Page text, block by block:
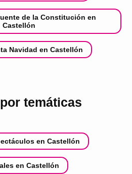
de la Constitución en
Castellón
Navidad en Castellón
temáticas
en Castellón
en Castellón